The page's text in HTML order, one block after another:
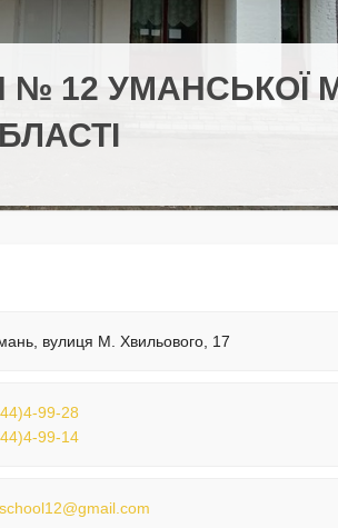
12 УМАНСЬКОЇ
вулиця М. Хвильового, 17
99-28
99-14